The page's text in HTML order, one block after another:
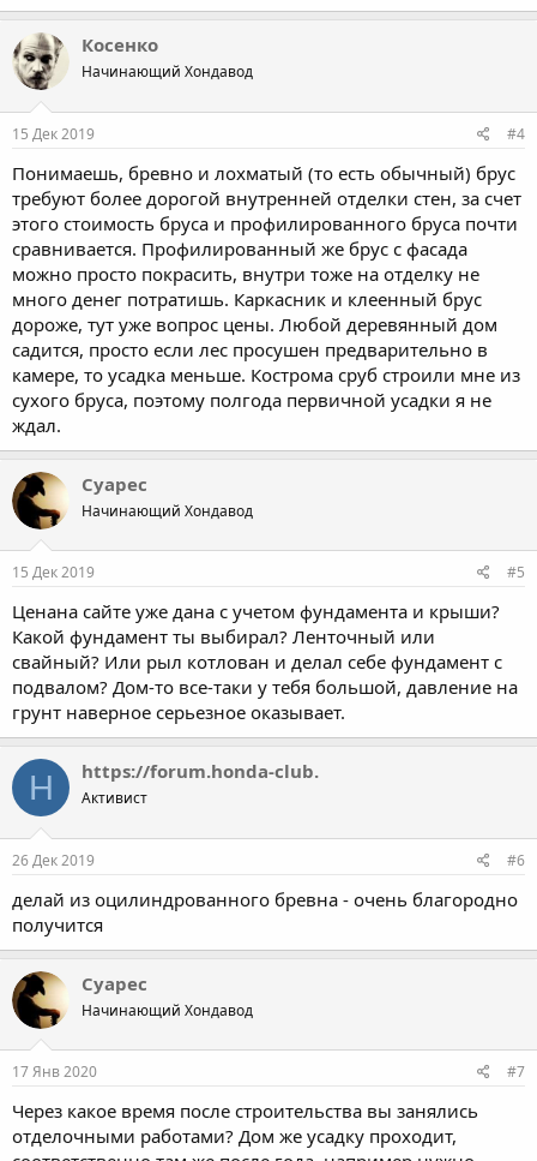
Косенко
Начинающий Хондавод
15 Дек 2019 #4
Понимаешь, бревно и лохматый (то есть обычный) брус
требуют более дорогой внутренней отделки стен, за счет
этого стоимость бруса и профилированного бруса почти
сравнивается. Профилированный же брус с фасада
можно просто покрасить, внутри тоже на отделку не
много денег потратишь. Каркасник и клеенный брус
дороже, тут уже вопрос цены. Любой деревянный дом
садится, просто если лес просушен предварительно в
камере, то усадка меньше. Кострома сруб строили мне из
сухого бруса, поэтому полгода первичной усадки я не
ждал.
Суарес
Начинающий Хондавод
15 Дек 2019 #5
Ценана сайте уже дана с учетом фундамента и крыши?
Какой фундамент ты выбирал? Ленточный или
свайный? Или рыл котлован и делал себе фундамент с
подвалом? Дом-то все-таки у тебя большой, давление на
грунт наверное серьезное оказывает.
H https://forum.honda-club.
Активист
26 Дек 2019 #6
делай из оцилиндрованного бревна - очень благородно
получится
Суарес
Начинающий Хондавод
17 Янв 2020 #7
Через какое время после строительства вы занялись
отделочными работами? Дом же усадку проходит,